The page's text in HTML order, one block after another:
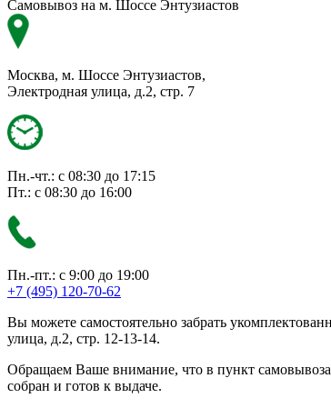
Самовывоз на м. Шоссе Энтузиастов
Москва, м. Шоссе Энтузиастов,
Электродная улица, д.2, стр. 7
Пн.-чт.: с 08:30 до 17:15
Пт.: с 08:30 до 16:00
Пн.-пт.: с 9:00 до 19:00
+7 (495) 120-70-62
Вы можете самостоятельно забрать
улица, д.2, стр. 12-13-14.
Обращаем Ваше внимание, что в пункт
собран и готов к выдаче.